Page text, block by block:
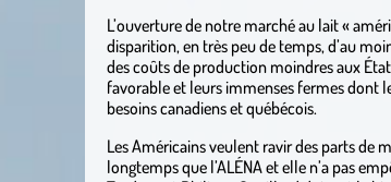
L’ouverture de notre marché au lait «
disparition, en très peu de temps, d’au
des coûts de production moindres aux
favorable et leurs immenses fermes dont
besoins canadiens et québécois.
Les Américains veulent ravir des parts de
longtemps que l’ALÉNA et elle n’a pas